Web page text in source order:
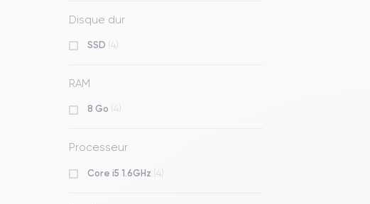
Disque dur
SSD (4)
RAM
8 Go (4)
Processeur
Core i5 1.6GHz (4)